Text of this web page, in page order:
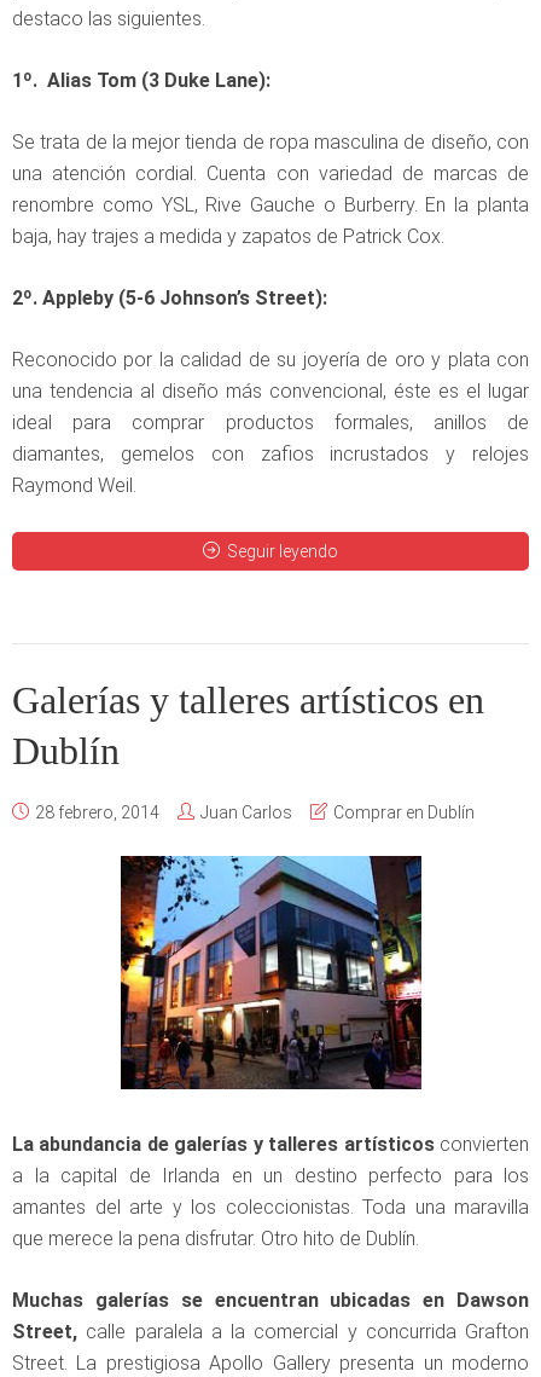
destaco las siguientes.
1º. Alias Tom (3 Duke Lane):
Se trata de la mejor tienda de ropa masculina de diseño, con
una atención cordial. Cuenta con variedad de marcas de
renombre como YSL, Rive Gauche o Burberry. En la planta
baja, hay trajes a medida y zapatos de Patrick Cox.
2º. Appleby (5-6 Johnson’s Street):
Reconocido por la calidad de su joyería de oro y plata con
una tendencia al diseño más convencional, éste es el lugar
ideal para comprar productos formales, anillos de
diamantes, gemelos con zafios incrustados y relojes
Raymond Weil.
Seguir leyendo
Galerías y talleres artísticos en
Dublín
28 febrero, 2014 Juan Carlos Comprar en Dublín
La abundancia de galerías y talleres artísticosconvierten
a la capital de Irlanda en un destino perfecto para los
amantes del arte y los coleccionistas. Toda una maravilla
que merece la pena disfrutar. Otro hito de Dublín.
Muchas galerías se encuentran ubicadas en Dawson
Street, calle paralela a la comercial y concurrida Grafton
Street. La prestigiosa Apollo Gallery presenta un moderno